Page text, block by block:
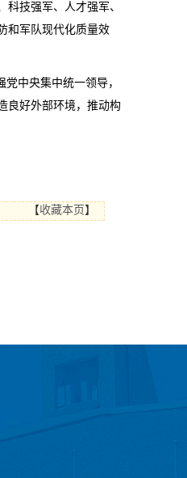
技强军、人才强军、
和军队现代化质量效
中央集中统一领导，
良好外部环境，推动构
【收藏本页 】